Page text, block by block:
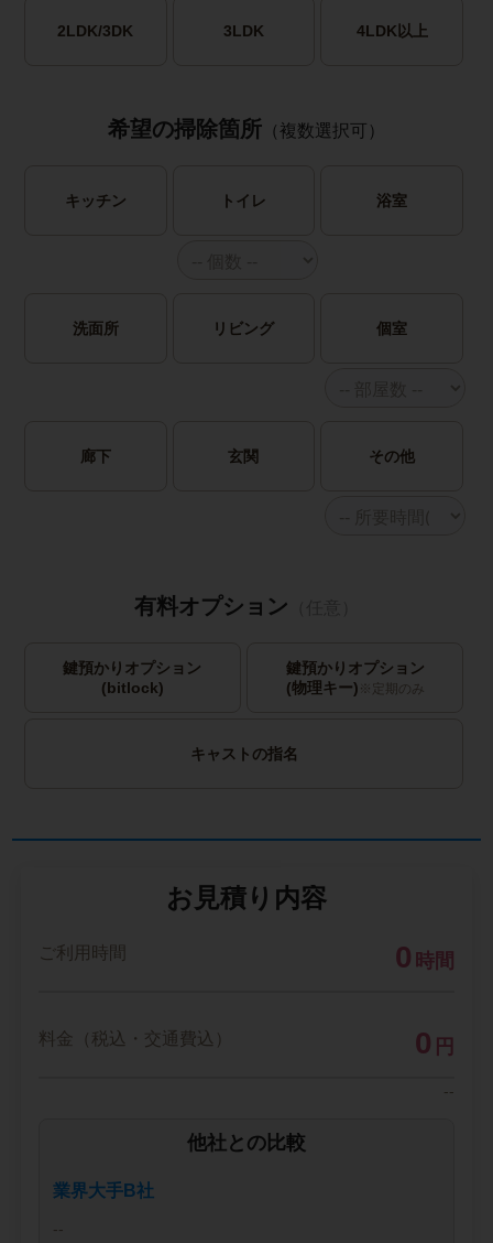
2LDK/3DK 3LDK 4LDK以上
希望の掃除箇所 （複数選択可）
キッチン トイレ 浴室
洗面所 リビング 個室
廊下 玄関 その他
有料オプション
鍵預かりオプション
(bitlock)
鍵預かりオプション
(物理キー) ※定期のみ
キャストの指名
お見積り内容
ご利用時間 0 時間
料金（税込・交通費込） 0 円
--
他社との比較
業界大手B社
--